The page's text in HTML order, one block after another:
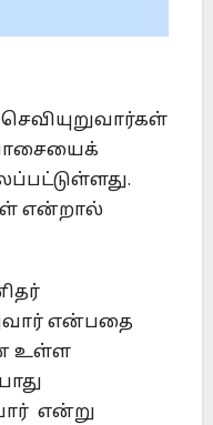
என்றால்
என்பதை
உள்ள
என்று